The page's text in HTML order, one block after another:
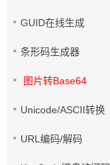
GUID在线生成
条形码生成器
图片转Base64
Unicode/ASCII转换
URL编码/解码